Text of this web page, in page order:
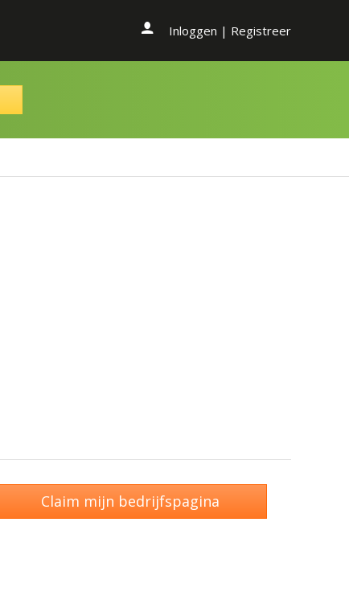
Inloggen | Registreer
Claim mijn bedrijfspagina